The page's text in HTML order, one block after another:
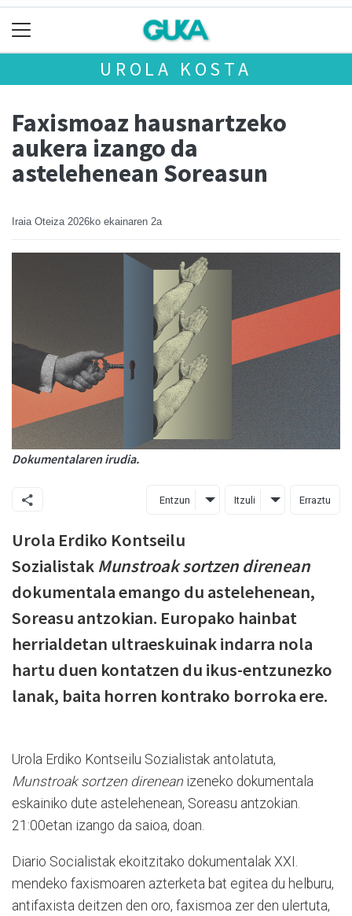
UROLA KOSTA
Faxismoaz hausnartzeko
aukera izango da
astelehenean Soreasun
Iraia Oteiza 2026ko ekainaren 2a
Dokumentalaren irudia.
Entzun Itzuli Erraztu
Urola Erdiko Kontseilu
Sozialistak Munstroak sortzen direnean
dokumentala emango du astelehenean,
Soreasu antzokian. Europako hainbat
herrialdetan ultraeskuinak indarra nola
hartu duen kontatzen du ikus-entzunezko
lanak, baita horren kontrako borroka ere.
Urola Erdiko Kontseilu Sozialistak antolatuta,
Munstroak sortzen direnean izeneko dokumentala
eskainiko dute astelehenean, Soreasu antzokian.
21:00etan izango da saioa, doan.
Diario Socialistak ekoitzitako dokumentalak XXI.
mendeko faxismoaren azterketa bat egitea du helburu,
antifaxista deitzen den oro, faxismoa zer den ulertuta,